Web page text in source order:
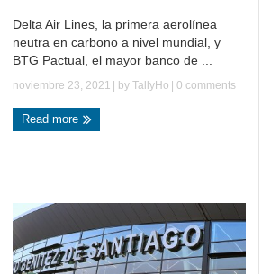
Delta Air Lines, la primera aerolínea
neutra en carbono a nivel mundial, y
BTG Pactual, el mayor banco de ...
noviembre 23, 2021 | by TallyHo | 0 comments
Read more